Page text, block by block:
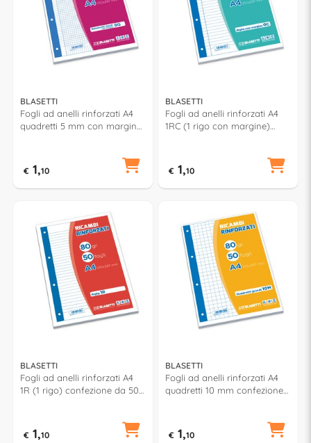
BLASETTI
Fogli ad anelli rinforzati A4
quadretti 5 mm con margine
€ 1,10
BLASETTI
Fogli ad anelli rinforzati A4
1RC (1 rigo con margine)
€ 1,10
BLASETTI
Fogli ad anelli rinforzati A4
1R (1 rigo) confezione da 50
€ 1,10
BLASETTI
Fogli ad anelli rinforzati A4
quadretti 10 mm confezione
€ 1,10